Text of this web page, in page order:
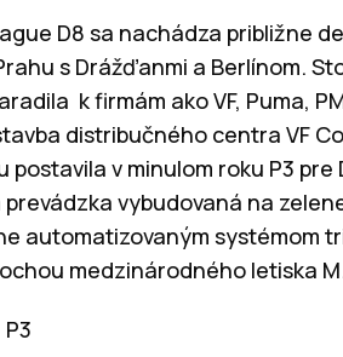
D8 sa nachádza približne
s Drážďanmi a Berlínom.
k firmám ako VF, Puma,
distribučného centra VF
postavila v minulom roku P3
prevádzka vybudovaná na
automatizovaným systémom
medzinárodného letiska